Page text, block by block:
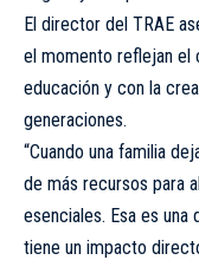
El director del TRAE
el momento reflejan el
educación y con la
generaciones.
“Cuando una familia
de más recursos para
esenciales. Esa es
tiene un impacto